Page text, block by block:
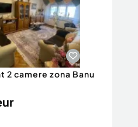
2 camere zona Banu